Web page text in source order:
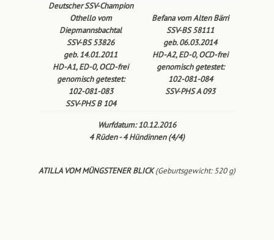
Deutscher SSV-Champion
Othello vom
Diepmannsbachtal
SSV-BS 53826
geb. 14.01.2011
HD-A1, ED-0, OCD-frei
genomisch getestet:
102-081-083
SSV-PHS B 104
Befana vom Alten Bärri
SSV-BS 58111
geb. 06.03.2014
HD-A2, ED-0, OCD-frei
genomisch getestet:
102-081-084
SSV-PHS A 093
Wurfdatum: 10.12.2016
4 Rüden - 4 Hündinnen (4/4)
ATILLA VOM MÜNGSTENER BLICK(Geburtsgewicht: 520 g)